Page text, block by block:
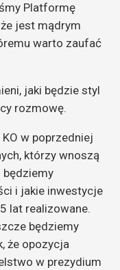
Platformę
jest mądrym
warto zaufać
jaki będzie styl
rozmowę.
w poprzedniej
którzy wnoszą
będziemy
i jakie inwestycje
lat realizowane.
będziemy
że opozycja
w prezydium